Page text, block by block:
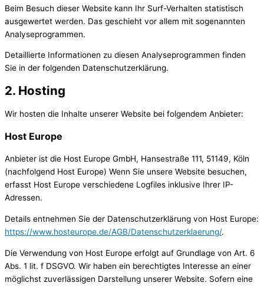
Beim Besuch dieser Website kann Ihr Surf-Verhalten statistisch
ausgewertet werden. Das geschieht vor allem mit sogenannten
Analyseprogrammen.
Detaillierte Informationen zu diesen Analyseprogrammen finden
Sie in der folgenden Datenschutzerklärung.
2. Hosting
Wir hosten die Inhalte unserer Website bei folgendem Anbieter:
Host Europe
Anbieter ist die Host Europe GmbH, Hansestraße 111, 51149, Köln
(nachfolgend Host Europe) Wenn Sie unsere Website besuchen,
erfasst Host Europe verschiedene Logfiles inklusive Ihrer IP-
Adressen.
Details entnehmen Sie der Datenschutzerklärung von Host Europe:
https://www.hosteurope.de/AGB/Datenschutzerklaerung/.
Die Verwendung von Host Europe erfolgt auf Grundlage von Art. 6
Abs. 1 lit. f DSGVO. Wir haben ein berechtigtes Interesse an einer
möglichst zuverlässigen Darstellung unserer Website. Sofern eine